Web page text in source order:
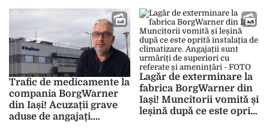
spus să pândesc
persoanele care aruncă”
– FOTO
făcut al doilea atac
cerebral” – FOTO
Trafic de medicamente la
compania BorgWarner
din Iași! Acuzații grave
aduse de angajați.
Lagăr de exterminare la
fabrica BorgWarner din
Iași! Muncitorii vomită și
leșină după ce este oprită